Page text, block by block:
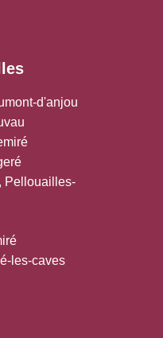
d'anjou
Pellouailles-
les-caves